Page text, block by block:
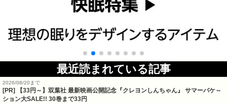
最近読まれている記事
2026/08/20まで
[PR]
【33円～】双葉社 最新映画公開記念『クレヨンしんちゃん』 サマーバケ～
ション大SALE!! 30巻まで33円